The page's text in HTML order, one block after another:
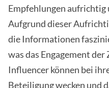
Empfehlungen
Aufgrund dieser
die Informationen
was das Engagement
Influencer können bei
Beteiligung wecken und